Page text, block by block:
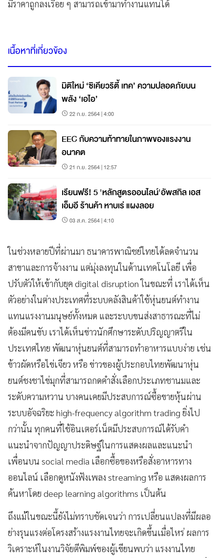
มีราคาถูกลงเรื่อย ๆ สามารถเข้ามาทำงานแทนได้
เนื้อหาที่เกี่ยวข้อง
มิติใหม่ ‘ซิเคียวริตี้ เทค’ ความปลอดภัยบน
พลัง ‘เอไอ’
22 ก.ย. 2564 | 4:00
EEC กับความท้าทายในภาพของแรงงาน
อนาคต
21 ก.ย. 2564 | 12:57
เรียนฟรี! 5 'หลักสูตรออนไลน์'อัพสกิล เอส
เอ็มอี ร้านค้า หาบเร่ แผงลอย
03 ส.ค. 2564 | 4:10
ในช่วงหลายปีที่ผ่านมา ธนาคารพาณิชย์ไทยได้ลดจำนวน
สาขาและการจ้างงาน แต่มุ่งลงทุนในด้านเทคโนโลยี เพื่อ
ปรับตัวให้เข้ากับยุค digital disruption ในขณะที่ เราได้เห็น
ตัวอย่างในต่างประเทศที่ระบบคลังสินค้าใช้หุ่นยนต์ทำงาน
แทนแรงงานมนุษย์ทั้งหมด และระบบขนส่งสาธารณะที่ไม่
ต้องมีคนขับ เราได้เห็นข่าวนักศึกษาระดับปริญญาตรีใน
ประเทศไทย พัฒนาหุ่นยนต์ที่สามารถทำอาหารแบบง่าย เช่น
ข้าวผัดหรือไข่เจียว หรือ ข่าวของผู้ประกอบไทยพัฒนาหุ่น
ยนต์ชงชาไข่มุกที่สามารถกดคำสั่งเลือกประเภทชานมและ
ระดับความหวาน บางคนเคยมีประสบการณ์ซื้อขายหุ้นผ่าน
ระบบอัจฉริยะ high-frequency algorithm trading ยิ่งไป
กว่านั้น ทุกคนที่ใช้อินเตอร์เน็ตมีประสบการณ์ได้รับคำ
แนะนำจากปัญญาประดิษฐ์ในการแสดงผลและแนะนำ
เพื่อนบน social media เลือกซื้อของหรือสั่งอาหารทาง
ออนไลน์ เลือกดูหนังฟังเพลง streaming หรือ แสดงผลการ
ค้นหาโดย deep learning algorithms เป็นต้น
ถึงแม้ในขณะนี้ยังไม่ทราบชัดเจนว่า การเปลี่ยนแปลงที่มีผลอ
ย่างรุนแรงต่อโครงสร้างแรงงานไทยจะเกิดขึ้นเมื่อไหร่ ผลการ
วิเคราะห์ในงานวิจัยตีพิมพ์ของผู้เขียนพบว่า แรงงานไทย